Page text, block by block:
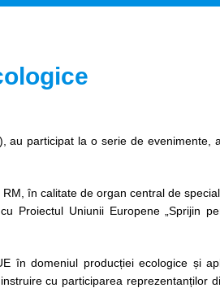
au participat la o serie de evenimente,
în calitate de organ central de
Proiectul Uniunii Europene „Sprijin
în domeniul producției ecologice și
cu participarea reprezentanților